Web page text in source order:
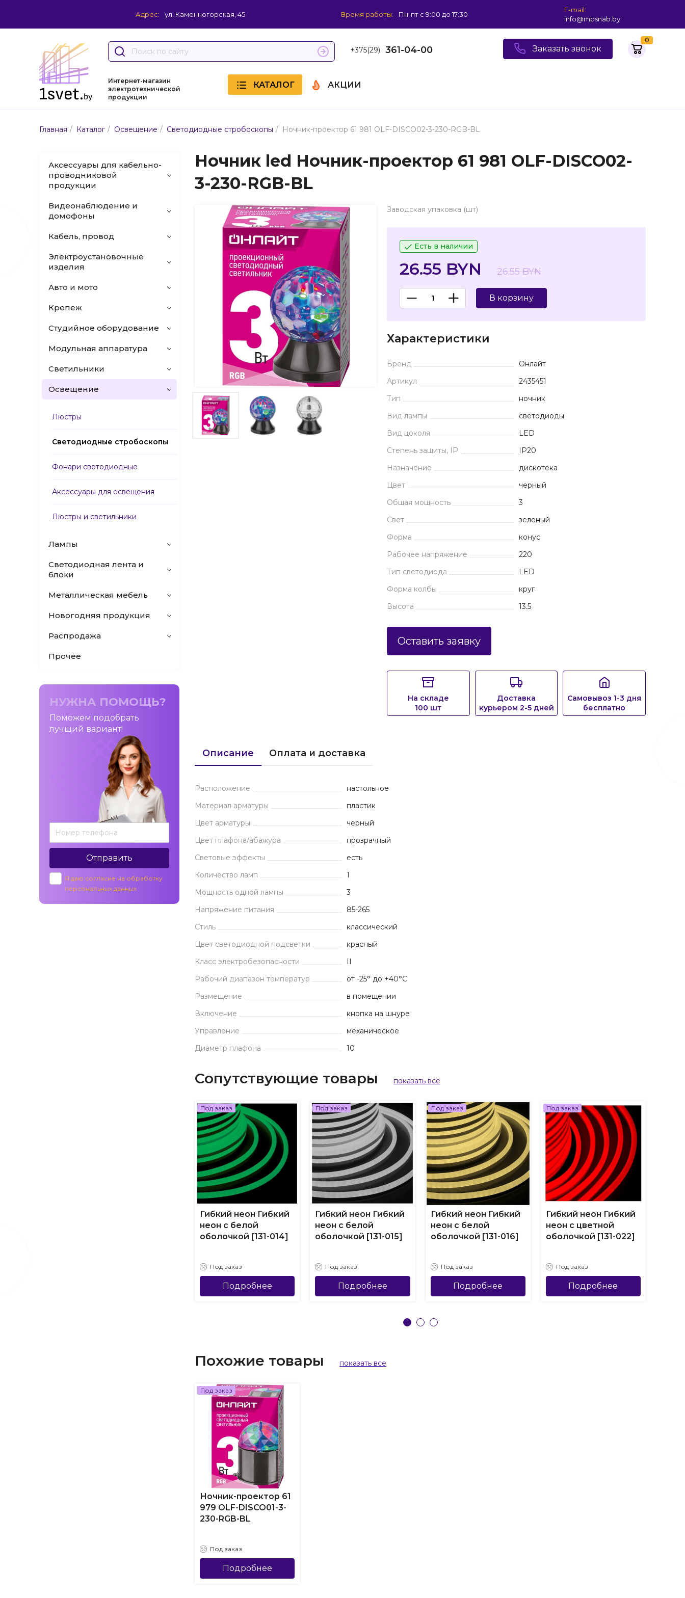
Адрес: ул. Каменногорская, 45 Время работы: Пн-пт с 9:00 до 17:30
E-mail:
info@mpsnab.by
+375(29) 361-04-00 Заказать звонок
0
Интернет-магазин
электротехнической
продукции
КАТАЛОГ АКЦИИ
Главная / Каталог / Освещение / Светодиодные стробоскопы / Ночник-проектор 61 981 OLF-DISCO02-3-230-RGB-BL
Аксессуары для кабельно-
проводниковой
продукции
Видеонаблюдение и
домофоны
Кабель, провод
Электроустановочные
изделия
Авто и мото
Крепеж
Студийное оборудование
Модульная аппаратура
Светильники
Освещение
Люстры
Светодиодные стробоскопы
Фонари светодиодные
Аксессуары для освещения
Люстры и светильники
Лампы
Светодиодная лента и
блоки
Металлическая мебель
Новогодняя продукция
Распродажа
Прочее
НУЖНА ПОМОЩЬ?
Поможем подобрать
лучший вариант!
Отправить
Я даю согласие на обработку
персональных данных
Ночник led Ночник-проектор 61 981 OLF-DISCO02-
3-230-RGB-BL
Заводская упаковка (шт)
Есть в наличии
26.55 BYN 26.55 BYN
В корзину
Характеристики
Бренд
Онлайт
Артикул
2435451
Тип
ночник
Вид лампы
светодиоды
Вид цоколя
LED
Степень защиты, IP
IP20
Назначение
дискотека
Цвет
черный
Общая мощность
3
Свет
зеленый
Форма
конус
Рабочее напряжение
220
Тип светодиода
LED
Форма колбы
круг
Высота
13.5
Оставить заявку
На складе
100 шт
Доставка
курьером 2-5 дней
Самовывоз 1-3 дня
бесплатно
Описание Оплата и доставка
Расположение
настольное
Материал арматуры
пластик
Цвет арматуры
черный
Цвет плафона/абажура
прозрачный
Световые эффекты
есть
Количество ламп
1
Мощность одной лампы
3
Напряжение питания
85-265
Стиль
классический
Цвет светодиодной подсветки
красный
Класс электробезопасности
II
Рабочий диапазон температур
от -25° до +40°С
Размещение
в помещении
Включение
кнопка на шнуре
Управление
механическое
Диаметр плафона
10
Сопутствующие товары показать все
Под заказ
Гибкий неон Гибкий
неон с белой
оболочкой [131-014]
Под заказ
Подробнее
Под заказ
Гибкий неон Гибкий
неон с белой
оболочкой [131-015]
Под заказ
Подробнее
Под заказ
Гибкий неон Гибкий
неон с белой
оболочкой [131-016]
Под заказ
Подробнее
Под заказ
Гибкий неон Гибкий
неон с цветной
оболочкой [131-022]
Под заказ
Подробнее
Похожие товары показать все
Под заказ
Ночник-проектор 61
979 OLF-DISCO01-3-
230-RGB-BL
Под заказ
Подробнее